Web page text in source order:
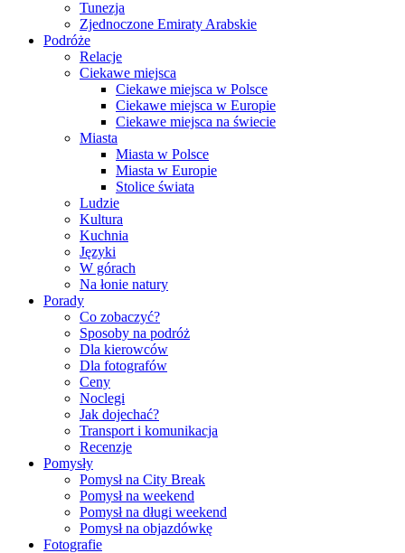
Tunezja
Zjednoczone Emiraty Arabskie
Podróże
Relacje
Ciekawe miejsca
Ciekawe miejsca w Polsce
Ciekawe miejsca w Europie
Ciekawe miejsca na świecie
Miasta
Miasta w Polsce
Miasta w Europie
Stolice świata
Ludzie
Kultura
Kuchnia
Języki
W górach
Na łonie natury
Porady
Co zobaczyć?
Sposoby na podróż
Dla kierowców
Dla fotografów
Ceny
Noclegi
Jak dojechać?
Transport i komunikacja
Recenzje
Pomysły
Pomysł na City Break
Pomysł na weekend
Pomysł na długi weekend
Pomysł na objazdówkę
Fotografie